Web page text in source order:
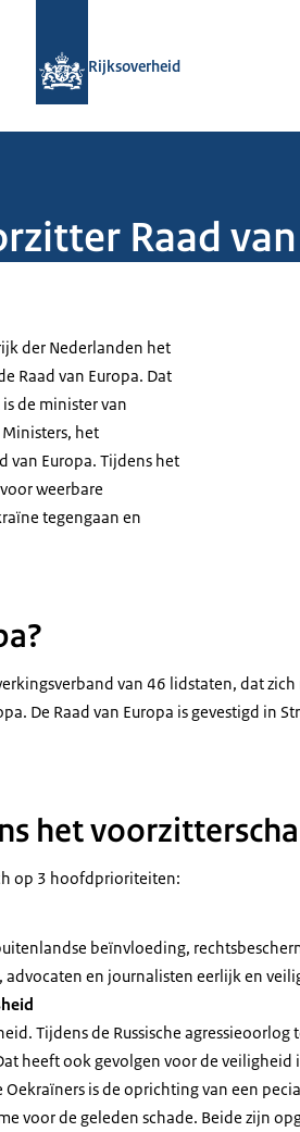
Rijksoverheid
Raad
der Nederlanden het
Raad van Europa. Dat
de minister van
het
van Europa. Tijdens het
weerbare
tegengaan en
van 46 lidstaten, dat
De Raad van Europa is gevestigd in
het
op 3 hoofdprioriteiten:
beïnvloeding,
en journalisten eerlijk en
Tijdens de Russische
heeft ook gevolgen voor de veiligheid
is de oprichting van een
voor de geleden schade. Beide zijn